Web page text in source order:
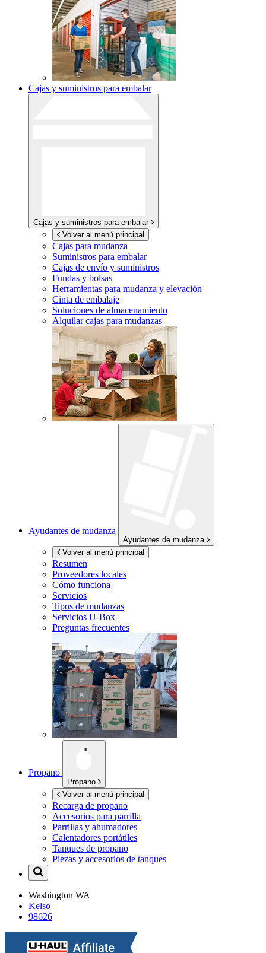
Cajas y suministros para embalar
Cajas y suministros para embalar
Volver al menú principal
Cajas para mudanza
Suministros para embalar
Cajas de envío y suministros
Fundas y bolsas
Herramientas para mudanza y elevación
Cinta de embalaje
Soluciones de almacenamiento
Alquilar cajas para mudanzas
Ayudantes de mudanza
Ayudantes de mudanza
Volver al menú principal
Resumen
Proveedores locales
Cómo funciona
Servicios
Tipos de mudanzas
Servicios U-Box
Preguntas frecuentes
Propano
Propano
Volver al menú principal
Recarga de propano
Accesorios para parrilla
Parrillas y ahumadores
Calentadores portátiles
Tanques de propano
Piezas y accesorios de tanques
Washington WA
Kelso
98626